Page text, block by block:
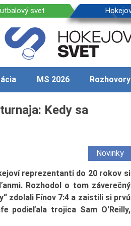
MS 2026 Rozhovory
Kedy sa
Novinky
reprezentanti do 20 rokov si
Rozhodol o tom záverečný
zdolali Fínov 7:4 a zaistili si prvú
podieľala trojica Sam O'Reilly,